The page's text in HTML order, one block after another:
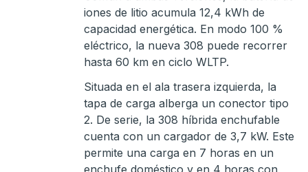
iones de litio acumula 12,4 kWh de
capacidad energética. En modo 100 %
eléctrico, la nueva 308 puede recorrer
hasta 60 km en ciclo WLTP.
Situada en el ala trasera izquierda, la
tapa de carga alberga un conector tipo
2. De serie, la 308 híbrida enchufable
cuenta con un cargador de 3,7 kW. Este
permite una carga en 7 horas en un